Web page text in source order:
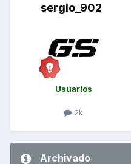
sergio_902
Usuarios
2k
Archivado